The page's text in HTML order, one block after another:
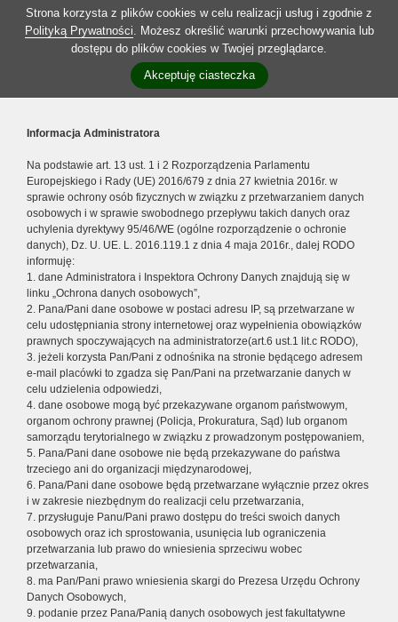
Strona korzysta z plików cookies w celu realizacji usług i zgodnie z
Polityką Prywatności. Możesz określić warunki przechowywania lub
dostępu do plików cookies w Twojej przeglądarce.
Akceptuję ciasteczka
Informacja Administratora
Na podstawie art. 13 ust. 1 i 2 Rozporządzenia Parlamentu
Europejskiego i Rady (UE) 2016/679 z dnia 27 kwietnia 2016r. w
sprawie ochrony osób fizycznych w związku z przetwarzaniem danych
osobowych i w sprawie swobodnego przepływu takich danych oraz
uchylenia dyrektywy 95/46/WE (ogólne rozporządzenie o ochronie
danych), Dz. U. UE. L. 2016.119.1 z dnia 4 maja 2016r., dalej RODO
informuję:
1. dane Administratora i Inspektora Ochrony Danych znajdują się w
linku „Ochrona danych osobowych”,
2. Pana/Pani dane osobowe w postaci adresu IP, są przetwarzane w
celu udostępniania strony internetowej oraz wypełnienia obowiązków
prawnych spoczywających na administratorze(art.6 ust.1 lit.c RODO),
3. jeżeli korzysta Pan/Pani z odnośnika na stronie będącego adresem
e-mail placówki to zgadza się Pan/Pani na przetwarzanie danych w
celu udzielenia odpowiedzi,
4. dane osobowe mogą być przekazywane organom państwowym,
organom ochrony prawnej (Policja, Prokuratura, Sąd) lub organom
samorządu terytorialnego w związku z prowadzonym postępowaniem,
5. Pana/Pani dane osobowe nie będą przekazywane do państwa
trzeciego ani do organizacji międzynarodowej,
6. Pana/Pani dane osobowe będą przetwarzane wyłącznie przez okres
i w zakresie niezbędnym do realizacji celu przetwarzania,
7. przysługuje Panu/Pani prawo dostępu do treści swoich danych
osobowych oraz ich sprostowania, usunięcia lub ograniczenia
przetwarzania lub prawo do wniesienia sprzeciwu wobec
przetwarzania,
8. ma Pan/Pani prawo wniesienia skargi do Prezesa Urzędu Ochrony
Danych Osobowych,
9. podanie przez Pana/Panią danych osobowych jest fakultatywne